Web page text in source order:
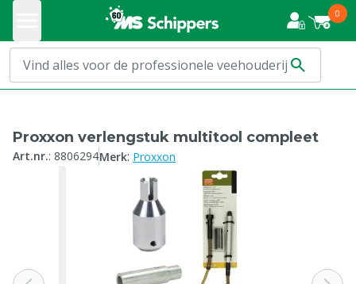
0
Proxxon verlengstuk multitool compleet
Art.nr.: 8806294Merk: Proxxon